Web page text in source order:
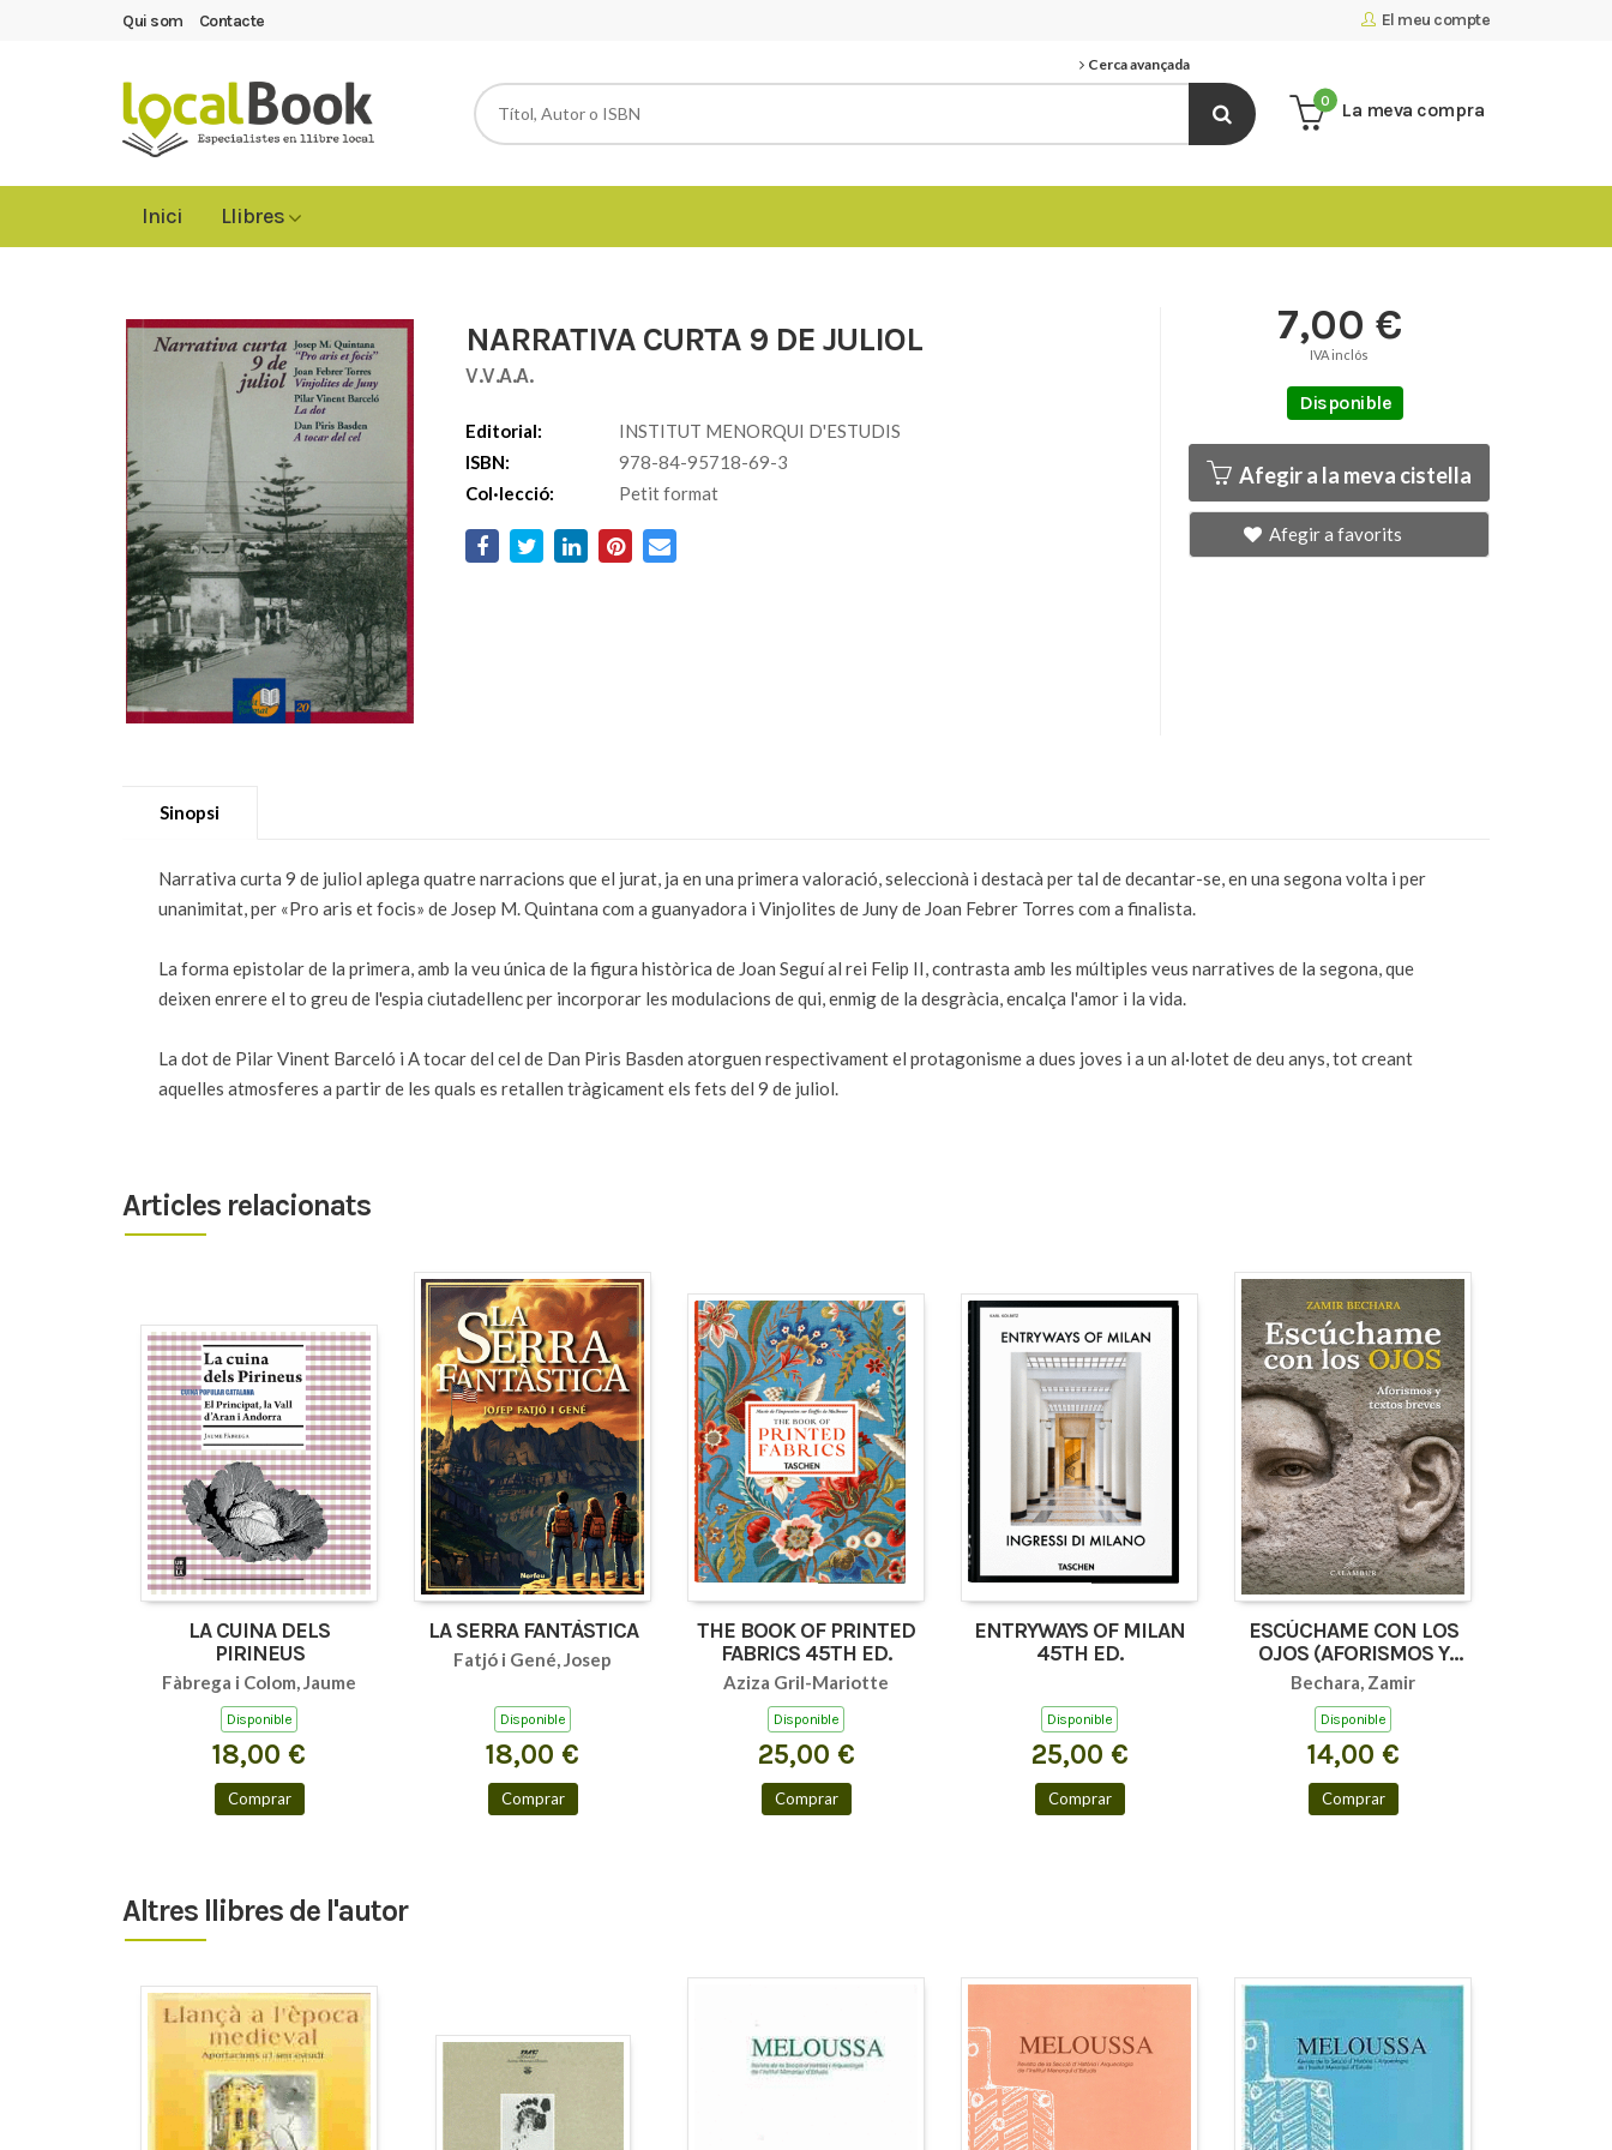
El meu compte
Qui som Contacte
Cerca avançada
La meva compra
0
Inici Llibres
NARRATIVA CURTA 9 DE JULIOL
V.V.A.A.
Editorial:
INSTITUT MENORQUI D'ESTUDIS
ISBN:
978-84-95718-69-3
Col·lecció:
Petit format
7,00 €
IVA inclós
Disponible
Afegir a la meva cistella
Afegir a favorits
Sinopsi
Narrativa curta 9 de juliol aplega quatre narracions que el jurat, ja en una primera valoració, seleccionà i destacà per tal de decantar-se, en una segona volta i per
unanimitat, per «Pro aris et focis» de Josep M. Quintana com a guanyadora i Vinjolites de Juny de Joan Febrer Torres com a finalista.
La forma epistolar de la primera, amb la veu única de la figura històrica de Joan Seguí al rei Felip II, contrasta amb les múltiples veus narratives de la segona, que
deixen enrere el to greu de l'espia ciutadellenc per incorporar les modulacions de qui, enmig de la desgràcia, encalça l'amor i la vida.
La dot de Pilar Vinent Barceló i A tocar del cel de Dan Piris Basden atorguen respectivament el protagonisme a dues joves i a un al·lotet de deu anys, tot creant
aquelles atmosferes a partir de les quals es retallen tràgicament els fets del 9 de juliol.
Articles relacionats
LA CUINA DELS
PIRINEUS
Fàbrega i Colom, Jaume
Disponible
18,00 €
Comprar
LA SERRA FANTÀSTICA
Fatjó i Gené, Josep
Disponible
18,00 €
Comprar
THE BOOK OF PRINTED
FABRICS 45TH ED.
Aziza Gril-Mariotte
Disponible
25,00 €
Comprar
ENTRYWAYS OF MILAN
45TH ED.
Disponible
25,00 €
Comprar
ESCÚCHAME CON LOS
OJOS (AFORISMOS Y
TEXTOS BREVES)
Bechara, Zamir
Disponible
14,00 €
Comprar
Altres llibres de l'autor